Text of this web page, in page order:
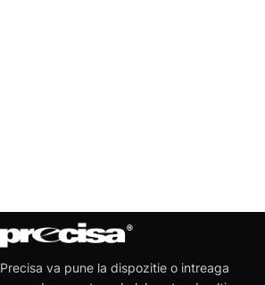
Precisa va pune la dispozitie o intreaga